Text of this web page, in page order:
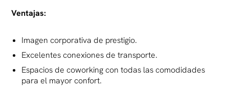
Ventajas:
Imagen corporativa de prestigio.
Excelentes conexiones de transporte.
Espacios de coworking con todas las comodidades
para el mayor confort.